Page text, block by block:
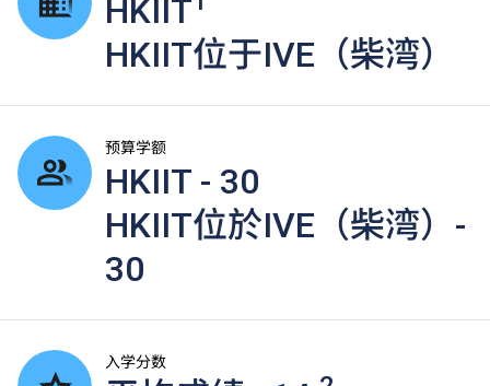
HKIIT
HKIIT位于IVE（柴湾）
预算学额
HKIIT - 30
HKIIT位於IVE（柴湾）-
30
入学分数